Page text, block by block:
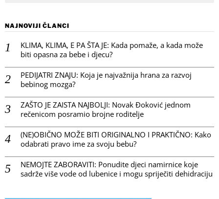
NAJNOVIJI ČLANCI
KLIMA, KLIMA, E PA ŠTA JE: Kada pomaže, a kada može
biti opasna za bebe i djecu?
PEDIJATRI ZNAJU: Koja je najvažnija hrana za razvoj
bebinog mozga?
ZAŠTO JE ZAISTA NAJBOLJI: Novak Đoković jednom
rečenicom posramio brojne roditelje
(NE)OBIČNO MOŽE BITI ORIGINALNO I PRAKTIČNO: Kako
odabrati pravo ime za svoju bebu?
NEMOJTE ZABORAVITI: Ponudite djeci namirnice koje
sadrže više vode od lubenice i mogu spriječiti dehidraciju